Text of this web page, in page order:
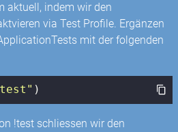
aktuell, indem wir den
via Test Profile. Ergänzen
mit der folgenden
)
!test schliessen wir den